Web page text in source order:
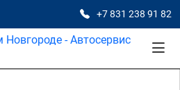
+7 831 238 91 82